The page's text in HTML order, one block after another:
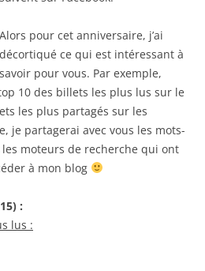
Alors pour cet anniversaire, j’ai
décortiqué ce qui est intéressant à
savoir pour vous. Par exemple,
10 des billets les plus lus sur le
les plus partagés sur les
je partagerai avec vous les mots-
les moteurs de recherche qui ont
à mon blog
:
lus :